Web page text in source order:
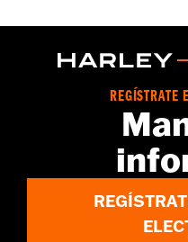
’00-’17 FLS, FLSS, FLSTFB,
compra por separado del
compatible con el caballete
Instrucciones de
Posición del piloto:Motorista
Aleta de tiburón
Izquierda y
REGÍSTRATE